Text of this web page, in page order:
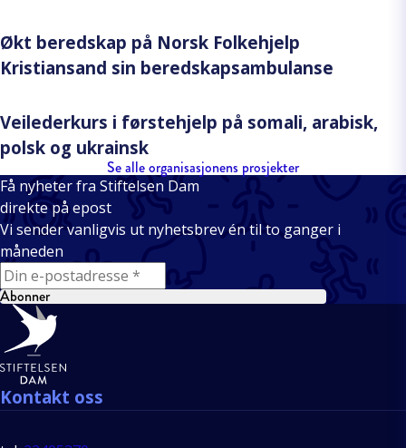
Økt beredskap på Norsk Folkehjelp
Kristiansand sin beredskapsambulanse
Veilederkurs i førstehjelp på somali, arabisk,
polsk og ukrainsk
Se alle organisasjonens prosjekter
Få nyheter fra Stiftelsen Dam
direkte på epost
Vi sender vanligvis ut nyhetsbrev én til to ganger i
måneden
E-mail
Abonner
Bunntekst
Kontakt oss